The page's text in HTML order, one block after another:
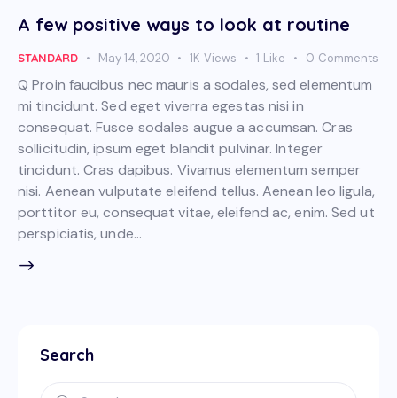
A few positive ways to look at routine
STANDARD May 14, 2020 1K Views 1 Like 0 Comments
Q Proin faucibus nec mauris a sodales, sed elementum
mi tincidunt. Sed eget viverra egestas nisi in
consequat. Fusce sodales augue a accumsan. Cras
sollicitudin, ipsum eget blandit pulvinar. Integer
tincidunt. Cras dapibus. Vivamus elementum semper
nisi. Aenean vulputate eleifend tellus. Aenean leo ligula,
porttitor eu, consequat vitae, eleifend ac, enim. Sed ut
perspiciatis, unde…
Search